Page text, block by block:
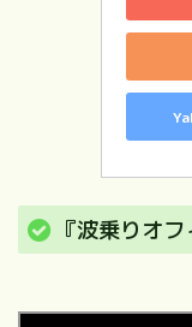
『波乗りオ